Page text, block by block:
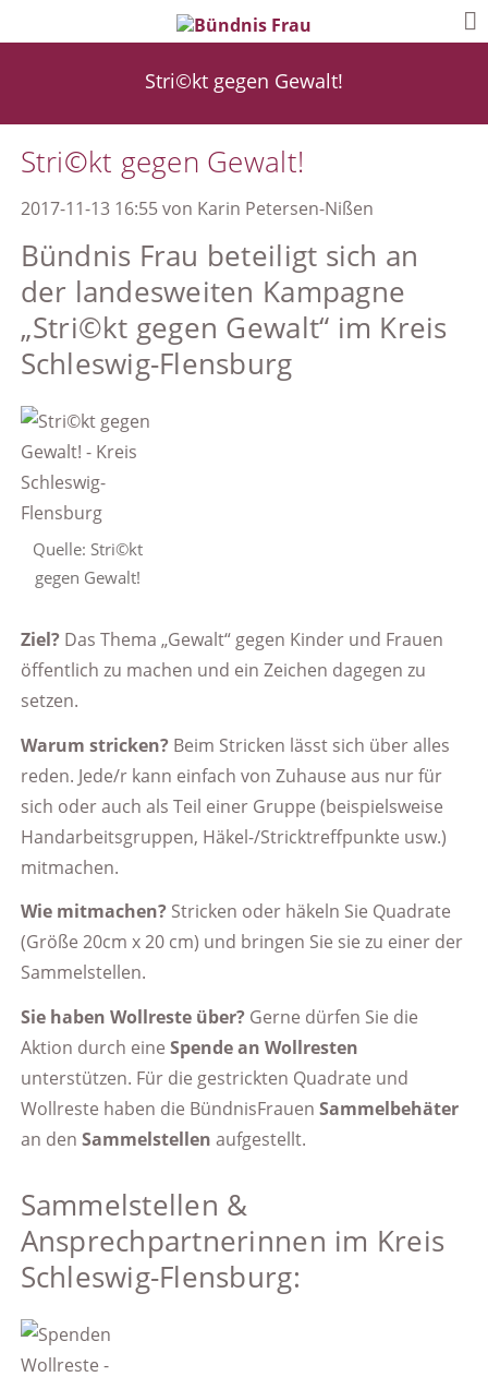
Stri©kt gegen Gewalt!
Stri©kt gegen Gewalt!
2017-11-13 16:55von Karin Petersen-Nißen
Bündnis Frau beteiligt sich an
der landesweiten Kampagne
„Stri©kt gegen Gewalt“ im Kreis
Schleswig-Flensburg
Quelle: Stri©kt
gegen Gewalt!
Ziel?Das Thema „Gewalt“ gegen Kinder und Frauen
öffentlich zu machen und ein Zeichen dagegen zu
setzen.
Warum stricken?Beim Stricken lässt sich über alles
reden. Jede/r kann einfach von Zuhause aus nur für
sich oder auch als Teil einer Gruppe (beispielsweise
Handarbeitsgruppen, Häkel-/Stricktreffpunkte usw.)
mitmachen.
Wie mitmachen?Stricken oder häkeln Sie Quadrate
(Größe 20cm x 20 cm) und bringen Sie sie zu einer der
Sammelstellen.
Sie haben Wollreste über?Gerne dürfen Sie die
Aktion durch eine Spende an Wollresten
unterstützen. Für die gestrickten Quadrate und
Wollreste haben die BündnisFrauen Sammelbehäter
an den Sammelstellen aufgestellt.
Sammelstellen &
Ansprechpartnerinnen im Kreis
Schleswig-Flensburg: